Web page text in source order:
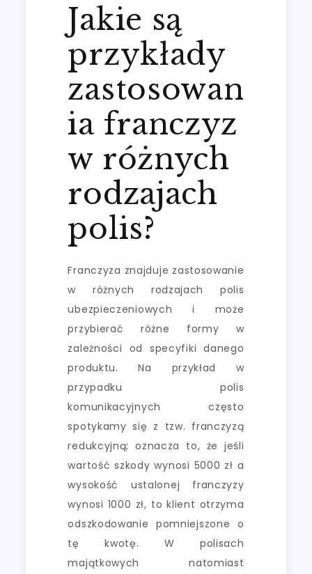
Jakie są
przykłady
zastosowan
ia franczyz
w różnych
rodzajach
polis?
Franczyza znajduje zastosowanie
w różnych rodzajach polis
ubezpieczeniowych i może
przybierać różne formy w
zależności od specyfiki danego
produktu. Na przykład w
przypadku polis
komunikacyjnych często
spotykamy się z tzw. franczyzą
redukcyjną; oznacza to, że jeśli
wartość szkody wynosi 5000 zł a
wysokość ustalonej franczyzy
wynosi 1000 zł, to klient otrzyma
odszkodowanie pomniejszone o
tę kwotę. W polisach
majątkowych natomiast